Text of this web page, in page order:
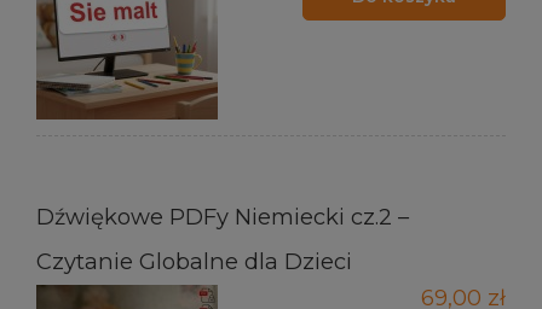
Dźwiękowe PDFy Niemiecki cz.2 –
Czytanie Globalne dla Dzieci
69,00 zł